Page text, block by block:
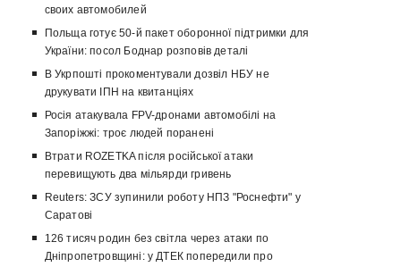
своих автомобилей
Польща готує 50-й пакет оборонної підтримки для
України: посол Боднар розповів деталі
В Укрпошті прокоментували дозвіл НБУ не
друкувати ІПН на квитанціях
Росія атакувала FPV-дронами автомобілі на
Запоріжжі: троє людей поранені
Втрати ROZETKA після російської атаки
перевищують два мільярди гривень
Reuters: ЗСУ зупинили роботу НПЗ "Роснефти" у
Саратові
126 тисяч родин без світла через атаки по
Дніпропетровщині: у ДТЕК попередили про